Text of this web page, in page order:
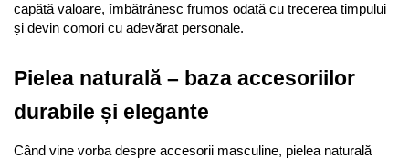
capătă valoare, îmbătrânesc frumos odată cu trecerea timpului
și devin comori cu adevărat personale.
Pielea naturală – baza accesoriilor
durabile și elegante
Când vine vorba despre accesorii masculine, pielea naturală